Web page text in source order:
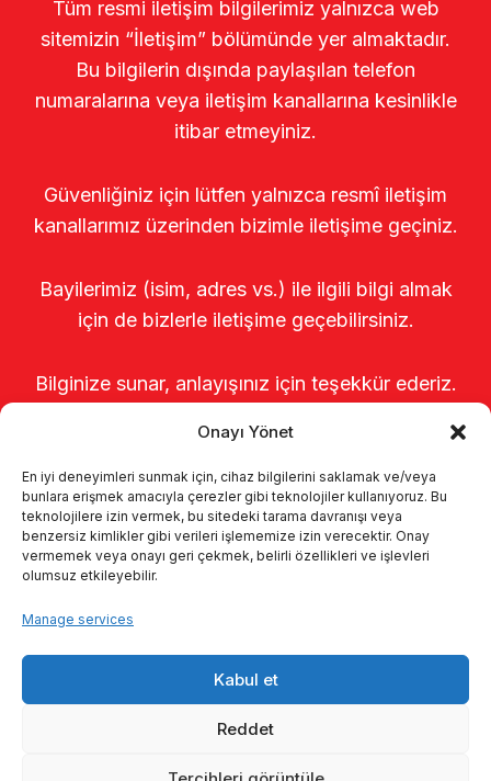
Onayı Yönet
En iyi deneyimleri sunmak için, cihaz bilgilerini saklamak ve/veya
bunlara erişmek amacıyla çerezler gibi teknolojiler kullanıyoruz. Bu
teknolojilere izin vermek, bu sitedeki tarama davranışı veya
benzersiz kimlikler gibi verileri işlememize izin verecektir. Onay
vermemek veya onayı geri çekmek, belirli özellikleri ve işlevleri
olumsuz etkileyebilir.
Manage services
Kabul et
Reddet
Tüm resmi iletişim bilgilerimiz yalnızca web
sitemizin “İletişim” bölümünde yer almaktadır.
Bu bilgilerin dışında paylaşılan telefon
numaralarına veya iletişim kanallarına kesinlikle
itibar etmeyiniz.
Güvenliğiniz için lütfen yalnızca resmî iletişim
kanallarımız üzerinden bizimle iletişime geçiniz.
Bayilerimiz (isim, adres vs.) ile ilgili bilgi almak
için de bizlerle iletişime geçebilirsiniz.
Bilginize sunar, anlayışınız için teşekkür ederiz.
Kalite politikamız